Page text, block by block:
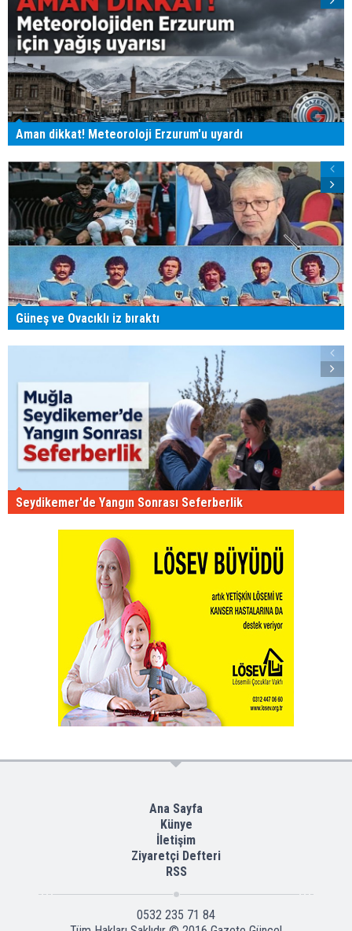
Aman dikkat! Meteoroloji Erzurum'u uyardı
Güneş ve Ovacıklı iz bıraktı
Seydikemer'de Yangın Sonrası Seferberlik
Ana Sayfa
Künye
İletişim
Ziyaretçi Defteri
RSS
0532 235 71 84